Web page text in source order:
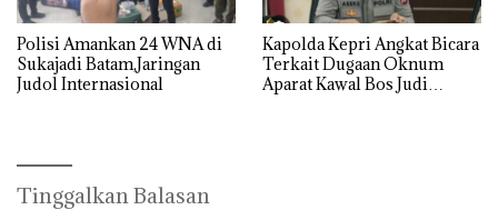
Polisi Amankan 24 WNA di
Sukajadi Batam,Jaringan
Judol Internasional
‎Kapolda Kepri Angkat Bicara
Terkait Dugaan Oknum
Aparat Kawal Bos Judi
Tinggalkan Balasan